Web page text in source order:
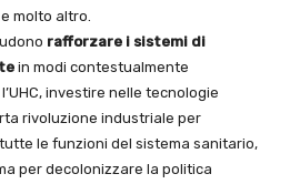
molto altro.
rafforzare i sistemi di
in modi contestualmente
investire nelle tecnologie
rivoluzione industriale per
le funzioni del sistema sanitario,
per decolonizzare la politica